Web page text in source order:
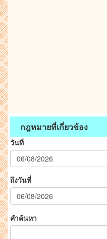
กฎหมายที่เกี่ยวข้อง
วันที่
ถึงวันที่
คำค้นหา